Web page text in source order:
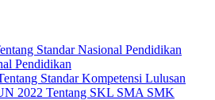
Standar Nasional Pendidikan
Pendidikan
Standar Kompetensi Lulusan
2022 Tentang SKL SMA SMK